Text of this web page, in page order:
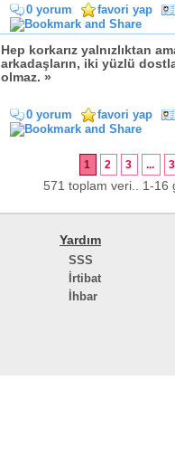
0 yorum favori yap
Hep korkarız yalnızlıktan
arkadaşların, iki yüzlü
olmaz. »
0 yorum favori yap
1 2 3 ...
571 toplam veri.. 1-16
Yardım
SSS
İrtibat
İhbar